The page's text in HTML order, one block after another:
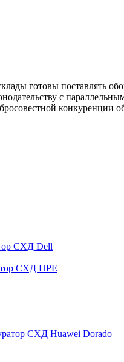
готовы поставлять
с
СХД Dell
СХД HPE
СХД Huawei Dorado